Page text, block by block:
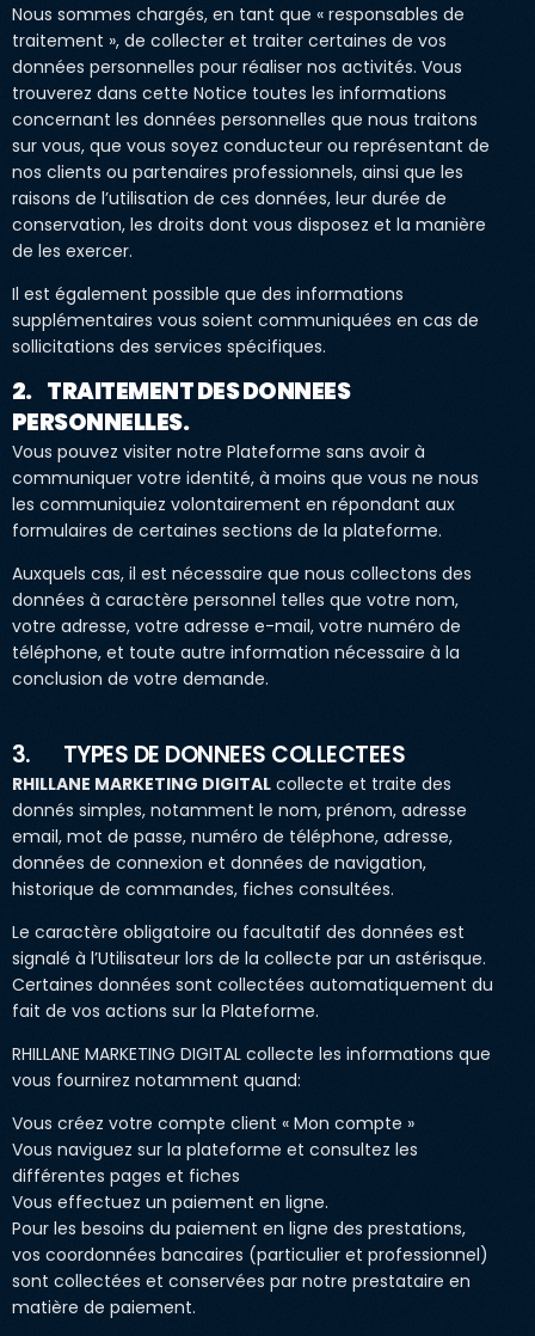
Nous sommes chargés, en tant que « responsables de
traitement », de collecter et traiter certaines de vos
données personnelles pour réaliser nos activités. Vous
trouverez dans cette Notice toutes les informations
concernant les données personnelles que nous traitons
sur vous, que vous soyez conducteur ou représentant de
nos clients ou partenaires professionnels, ainsi que les
raisons de l’utilisation de ces données, leur durée de
conservation, les droits dont vous disposez et la manière
de les exercer.
Il est également possible que des informations
supplémentaires vous soient communiquées en cas de
sollicitations des services spécifiques.
2. TRAITEMENT DES DONNEES
PERSONNELLES.
Vous pouvez visiter notre Plateforme sans avoir à
communiquer votre identité, à moins que vous ne nous
les communiquiez volontairement en répondant aux
formulaires de certaines sections de la plateforme.
Auxquels cas, il est nécessaire que nous collectons des
données à caractère personnel telles que votre nom,
votre adresse, votre adresse e-mail, votre numéro de
téléphone, et toute autre information nécessaire à la
conclusion de votre demande.
3. TYPES DE DONNEES COLLECTEES
RHILLANE MARKETING DIGITAL collecte et traite des
donnés simples, notamment le nom, prénom, adresse
email, mot de passe, numéro de téléphone, adresse,
données de connexion et données de navigation,
historique de commandes, fiches consultées.
Le caractère obligatoire ou facultatif des données est
signalé à l’Utilisateur lors de la collecte par un astérisque.
Certaines données sont collectées automatiquement du
fait de vos actions sur la Plateforme.
RHILLANE MARKETING DIGITAL collecte les informations que
vous fournirez notamment quand:
Vous créez votre compte client « Mon compte »
Vous naviguez sur la plateforme et consultez les
différentes pages et fiches
Vous effectuez un paiement en ligne.
Pour les besoins du paiement en ligne des prestations,
vos coordonnées bancaires (particulier et professionnel)
sont collectées et conservées par notre prestataire en
matière de paiement.